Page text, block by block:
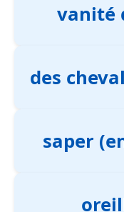
vanité
des
saper